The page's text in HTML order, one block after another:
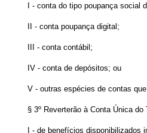
I - conta do tipo poupança social
II - conta poupança digital;
III - conta contábil;
IV - conta de depósitos; ou
V - outras espécies de contas
§ 3º Reverterão à Conta Única
I - de benefícios disponibilizados